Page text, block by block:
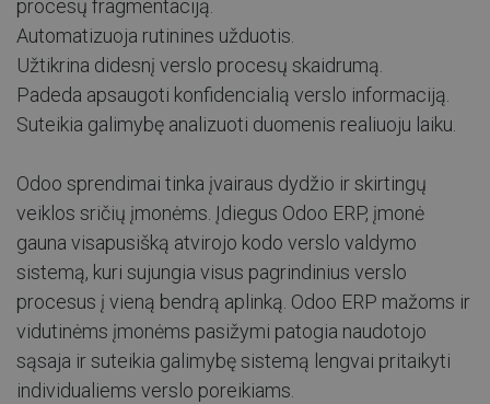
procesų fragmentaciją.
Automatizuoja rutinines užduotis.
Užtikrina didesnį verslo procesų skaidrumą.
Padeda apsaugoti konfidencialią verslo informaciją.
Suteikia galimybę analizuoti duomenis realiuoju laiku.
Odoo sprendimai tinka įvairaus dydžio ir skirtingų
veiklos sričių įmonėms. Įdiegus Odoo ERP, įmonė
gauna visapusišką atvirojo kodo verslo valdymo
sistemą, kuri sujungia visus pagrindinius verslo
procesus į vieną bendrą aplinką. Odoo ERP mažoms ir
vidutinėms įmonėms pasižymi patogia naudotojo
sąsaja ir suteikia galimybę sistemą lengvai pritaikyti
individualiems verslo poreikiams.